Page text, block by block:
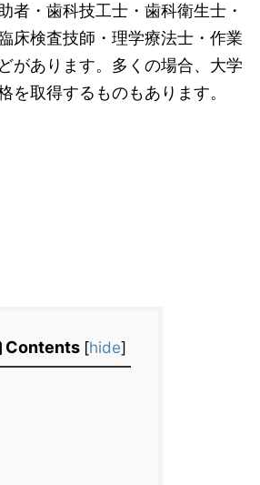
者・歯科技工士・歯科衛生士・
床検査技師・理学療法士・作業
があります。多くの場合、大学
を取得するものもあります。
Contents [hide]